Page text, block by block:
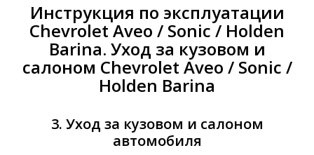
Инструкция по эксплуатации
Chevrolet Aveo / Sonic / Holden
Barina. Уход за кузовом и
салоном Chevrolet Aveo / Sonic /
Holden Barina
3. Уход за кузовом и салоном
автомобиля